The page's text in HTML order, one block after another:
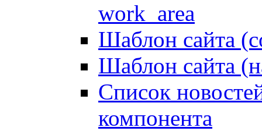
work_area
Шаблон сайта
Шаблон сайта
Список
компонента